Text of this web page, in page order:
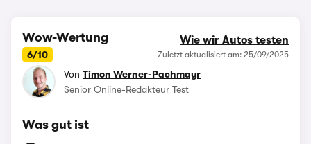
Wow-Wertung
6/10
Wie wir Autos testen
Zuletzt aktualisiert am: 25/09/2025
Von Timon Werner-Pachmayr
Senior Online-Redakteur Test
Was gut ist